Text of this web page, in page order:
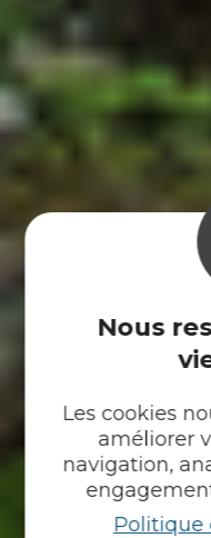
Nous
Les cookies
améliorer
navigation,
Politique